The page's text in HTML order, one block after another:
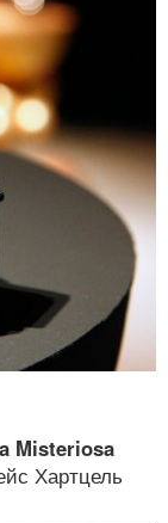
Misteriosa
Хартцель